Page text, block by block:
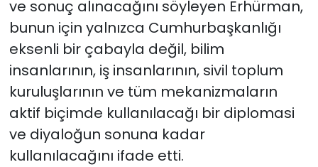
ve sonuç alınacağını söyleyen Erhürman,
bunun için yalnızca Cumhurbaşkanlığı
eksenli bir çabayla değil, bilim
insanlarının, iş insanlarının, sivil toplum
kuruluşlarının ve tüm mekanizmaların
aktif biçimde kullanılacağı bir diplomasi
ve diyaloğun sonuna kadar
kullanılacağını ifade etti.